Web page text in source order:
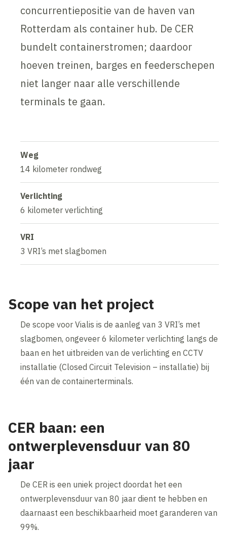
concurrentiepositie van de haven van
Rotterdam als container hub. De CER
bundelt containerstromen; daardoor
hoeven treinen, barges en feederschepen
niet langer naar alle verschillende
terminals te gaan.
Weg
14 kilometer rondweg
Verlichting
6 kilometer verlichting
VRI
3 VRI’s met slagbomen
Scope van het project
De scope voor Vialis is de aanleg van 3 VRI’s met
slagbomen, ongeveer 6 kilometer verlichting langs de
baan en het uitbreiden van de verlichting en CCTV
installatie (Closed Circuit Television – installatie) bij
één van de containerterminals.
CER baan: een
ontwerplevensduur van 80
jaar
De CER is een uniek project doordat het een
ontwerplevensduur van 80 jaar dient te hebben en
daarnaast een beschikbaarheid moet garanderen van
99%.